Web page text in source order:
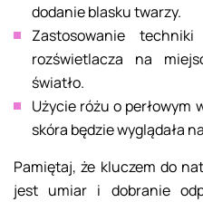
dodanie blasku twarzy.
Zastosowanie
rozświetlacza na
światło.
Użycie różu o perłowym
skóra będzie wyglądała
Pamiętaj, że kluczem do
jest umiar i dobranie